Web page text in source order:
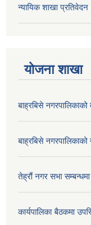
न्यायिक शाखा
याेजना शाखा
बाह्रबिसे
बाह्रबिसे
तेह्रौं नगर सभा
कार्यपालिका बैठकमा